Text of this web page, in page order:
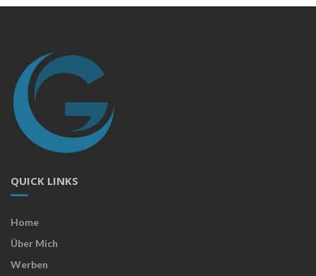
QUICK LINKS
Home
Über Mich
Werben